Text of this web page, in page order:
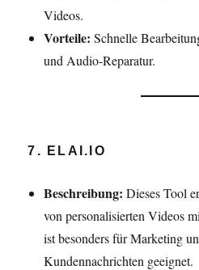
Videos.
Vorteile: Schnelle
und Audio-Reparatur.
7. ELAI.IO
Beschreibung: Dieses Tool
von personalisierten Videos
ist besonders für Marketing
Kundennachrichten geeignet.